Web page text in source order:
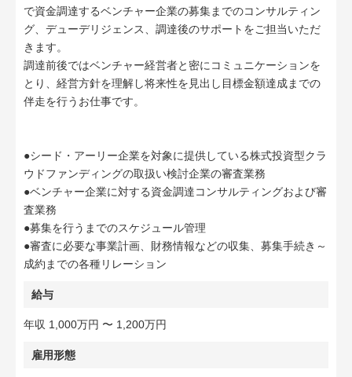
で資金調達するベンチャー企業の募集までのコンサルティン
グ、デューデリジェンス、調達後のサポートをご担当いただ
きます。
調達前後ではベンチャー経営者と密にコミュニケーションを
とり、経営方針を理解し将来性を見出し目標金額達成までの
伴走を行うお仕事です。
●シード・アーリー企業を対象に提供している株式投資型クラ
ウドファンディングの取扱い検討企業の審査業務
●ベンチャー企業に対する資金調達コンサルティングおよび審
査業務
●募集を行うまでのスケジュール管理
●審査に必要な事業計画、財務情報などの収集、募集手続き～
成約までの各種リレーション
給与
年収 1,000万円 〜 1,200万円
雇用形態